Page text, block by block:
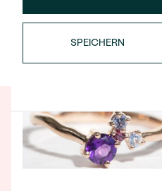
SPEICHERN
Trusted shop
Wunderbarer Schmuck und
hervorragender Service
Verifizierter Kunde